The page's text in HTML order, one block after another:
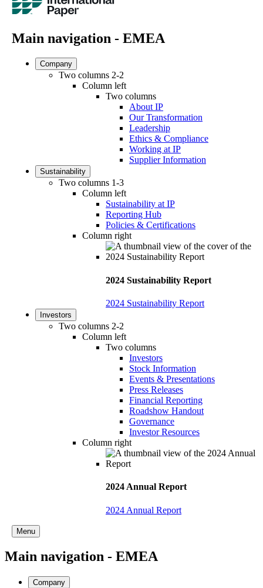
Main navigation - EMEA
Company
Two columns 2-2
Column left
Two columns
About IP
Our Transformation
Leadership
Ethics & Compliance
Working at IP
Supplier Information
Sustainability
Two columns 1-3
Column left
Sustainability at IP
Reporting Hub
Policies & Certifications
Column right
2024 Sustainability Report
2024 Sustainability Report
Investors
Two columns 2-2
Column left
Two columns
Investors
Stock Information
Events & Presentations
Press Releases
Financial Reporting
Roadshow Handout
Governance
Investor Resources
Column right
2024 Annual Report
2024 Annual Report
Menu
Main navigation - EMEA
Company